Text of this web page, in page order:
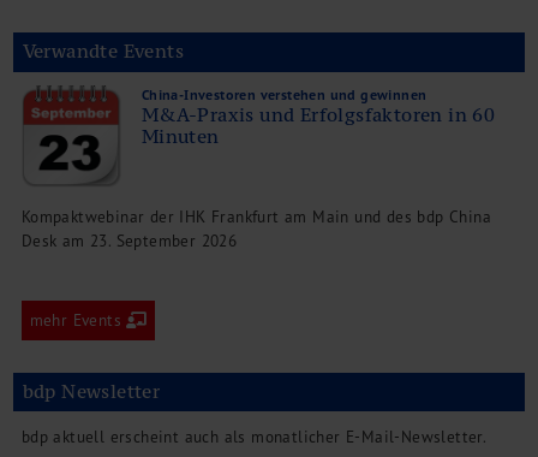
Verwandte Events
China-Investoren verstehen und gewinnen
M&A-Praxis und Erfolgsfaktoren in 60
Minuten
Kompaktwebinar der IHK Frankfurt am Main und des bdp China
Desk am 23. September 2026
mehr Events
bdp Newsletter
bdp aktuell erscheint auch als monatlicher E-Mail-Newsletter.